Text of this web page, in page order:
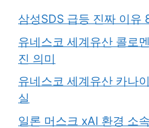
삼성SDS 급등 진짜 이유
유네스코 세계유산 콜로
진 의미
유네스코 세계유산 카나
실
일론 머스크 xAI 환경 소